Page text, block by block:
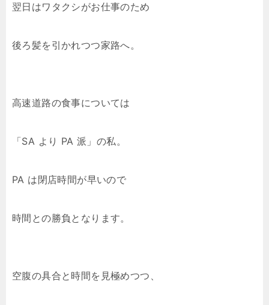
翌日はワタクシがお仕事のため
後ろ髪を引かれつつ家路へ。
高速道路の食事については
「SA より PA 派」の私。
PA は閉店時間が早いので
時間との勝負となります。
空腹の具合と時間を見極めつつ、